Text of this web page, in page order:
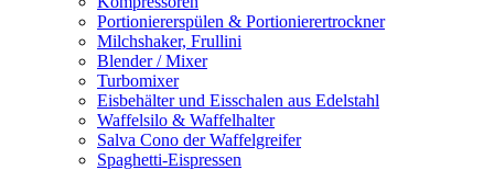
Portioniererspülen & Portionierertrockner
Milchshaker, Frullini
Blender / Mixer
Turbomixer
Eisbehälter und Eisschalen aus Edelstahl
Waffelsilo & Waffelhalter
Salva Cono der Waffelgreifer
Spaghetti-Eispressen